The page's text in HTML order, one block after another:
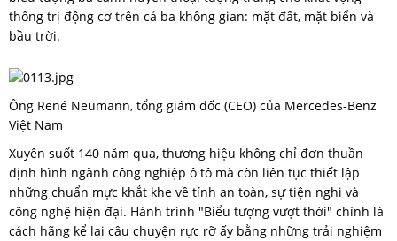
thống trị động cơ trên cả ba không gian: mặt đất, mặt biển và
bầu trời.
Ông René Neumann, tổng giám đốc (CEO) của Mercedes-Benz
Việt Nam
Xuyên suốt 140 năm qua, thương hiệu không chỉ đơn thuần
định hình ngành công nghiệp ô tô mà còn liên tục thiết lập
những chuẩn mực khắt khe về tính an toàn, sự tiện nghi và
công nghệ hiện đại. Hành trình "Biểu tượng vượt thời" chính là
cách hãng kể lại câu chuyện rực rỡ ấy bằng những trải nghiệm